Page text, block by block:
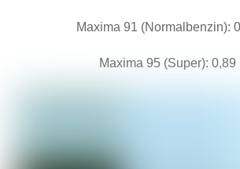
Maxima 91 (Normalbenzin):
Maxima 95 (Super): 0,89